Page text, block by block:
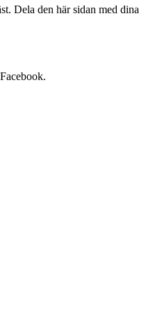
Dela den här sidan med dina